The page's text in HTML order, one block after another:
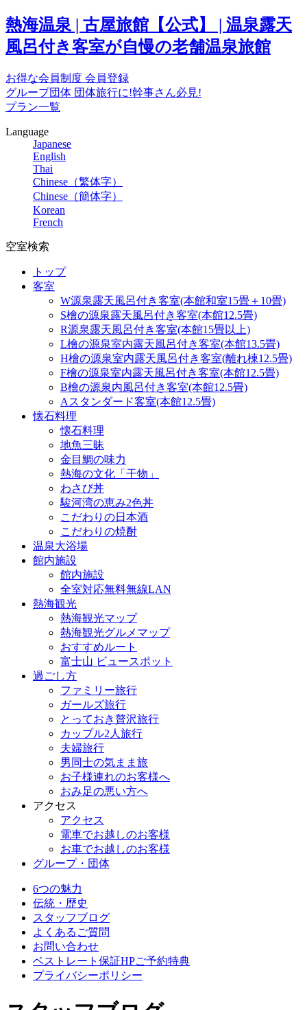
熱海温泉 | 古屋旅館【公式】 | 温泉露天
風呂付き客室が自慢の老舗温泉旅館
お得な会員制度 会員登録
グループ団体 団体旅行に!幹事さん必見!
プラン一覧
Language
Japanese
English
Thai
Chinese（繁体字）
Chinese（簡体字）
Korean
French
空室検索
トップ
客室
W源泉露天風呂付き客室(本館和室15畳＋10畳)
S檜の源泉露天風呂付き客室(本館12.5畳)
R源泉露天風呂付き客室(本館15畳以上)
L檜の源泉室内露天風呂付き客室(本館13.5畳)
H檜の源泉室内露天風呂付き客室(離れ棟12.5畳)
F檜の源泉室内露天風呂付き客室(本館12.5畳)
B檜の源泉内風呂付き客室(本館12.5畳)
Aスタンダード客室(本館12.5畳)
懐石料理
懐石料理
地魚三昧
金目鯛の味力
熱海の文化「干物」
わさび丼
駿河湾の恵み2色丼
こだわりの日本酒
こだわりの焼酎
温泉大浴場
館内施設
館内施設
全室対応無料無線LAN
熱海観光
熱海観光マップ
熱海観光グルメマップ
おすすめルート
富士山 ビュースポット
過ごし方
ファミリー旅行
ガールズ旅行
とっておき贅沢旅行
カップル2人旅行
夫婦旅行
男同士の気まま旅
お子様連れのお客様へ
おみ足の悪い方へ
アクセス
アクセス
電車でお越しのお客様
お車でお越しのお客様
グループ・団体
6つの魅力
伝統・歴史
スタッフブログ
よくあるご質問
お問い合わせ
ベストレート保証HPご予約特典
プライバシーポリシー